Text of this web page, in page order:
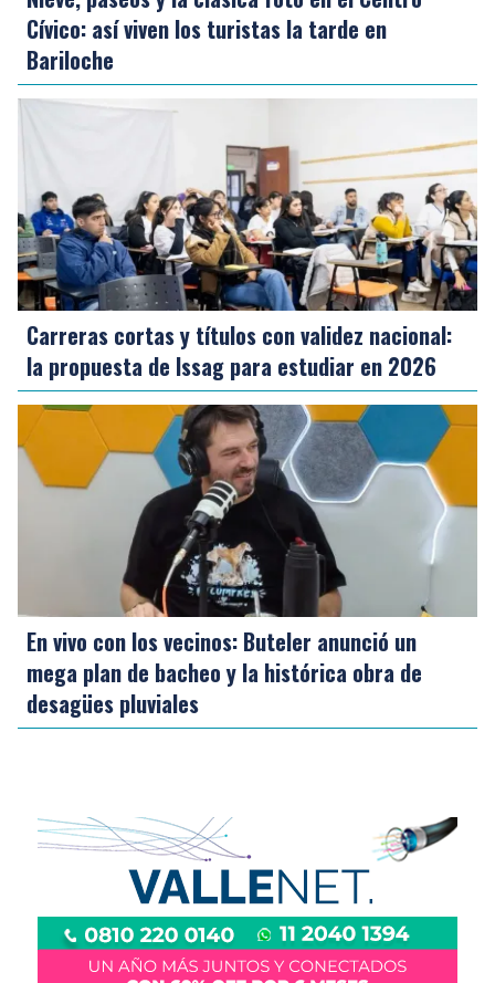
Cívico: así viven los turistas la tarde en
Bariloche
Carreras cortas y títulos con validez nacional:
la propuesta de Issag para estudiar en 2026
En vivo con los vecinos: Buteler anunció un
mega plan de bacheo y la histórica obra de
desagües pluviales